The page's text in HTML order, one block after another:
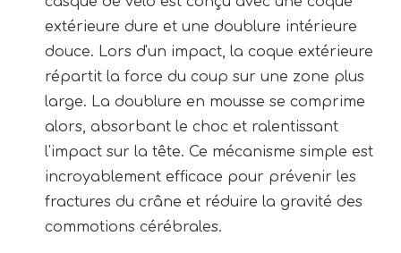
extérieure dure et une doublure intérieure
douce. Lors d'un impact, la coque extérieure
répartit la force du coup sur une zone plus
large. La doublure en mousse se comprime
alors, absorbant le choc et ralentissant
l'impact sur la tête. Ce mécanisme simple est
incroyablement efficace pour prévenir les
fractures du crâne et réduire la gravité des
commotions cérébrales.